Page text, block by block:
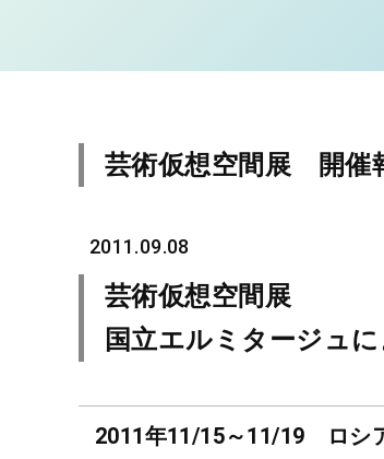
芸術仮想空間展 開催
2011.09.08
芸術仮想空間展
国立エルミタージュ
2011年11/15～11/19 ロシ